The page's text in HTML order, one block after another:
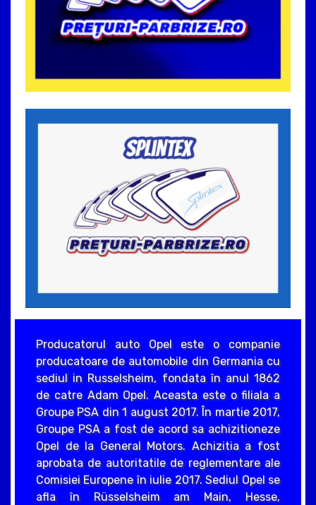
Producatorul auto Opel este o companie
producatoare de automobile din Germania cu
sediul in Russelsheim, fondata în anul 1862
de catre Adam Opel. Aceasta este o filiala a
Groupe PSA din 1 august 2017. În martie 2017,
Groupe PSA a fost de acord sa achizitioneze
Opel de la General Motors. Achizitia a fost
aprobata de autoritatile de reglementare ale
Comisiei Europene în iulie 2017. Sediul Opel se
afla în Rüsselsheim am Main, Hesse,